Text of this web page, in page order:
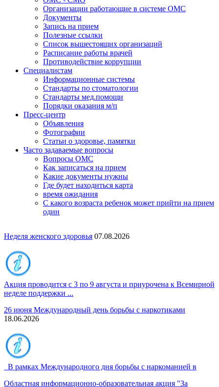
Организации работающие в системе ОМС
Документы
Запись на прием
Полезные ссылки
Список вышестоящих организаций
Расписание работы врачей
Противодействие коррупции
Специалистам
Информационные системы
Стандарты по стоматологии
Стандарты мед.помощи
Порядки оказания м/п
Пресс-центр
Объявления
Фотографии
Статьи о здоровье, памятки
Часто задаваемые вопросы
Вопросы ОМС
Как записаться на прием
Какие документы нужны
Где будет находиться карта
время ожидания
С какого возраста ребенок может прийти на прием
один
Неделя женского здоровья 07.08.2026
Акция проводится с 3 по 9 августа и приурочена к Всемирной
неделе поддержки ...
26 июня Международный день борьбы с наркотиками
18.06.2026
В рамках Международного дня борьбы с наркоманией в
Областная информационно-образовательная акция "За